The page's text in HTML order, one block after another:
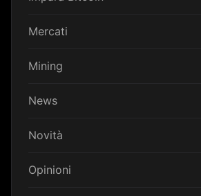
Mercati
Mining
News
Novità
Opinioni